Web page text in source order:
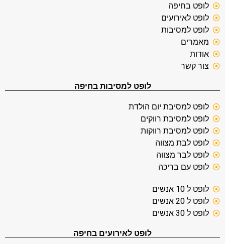
לופט בחיפה
לופט לאירועים
לופט למסיבות
מאמרים
אודות
צור קשר
לופט למסיבות בחיפה
לופט למסיבת יום הולדת
לופט למסיבת רווקים
לופט למסיבת רווקות
לופט לבת מצווה
לופט לבר מצווה
לופט עם בריכה
לופט ל 10 אנשים
לופט ל 20 אנשים
לופט ל 30 אנשים
לופט לאירועים בחיפה